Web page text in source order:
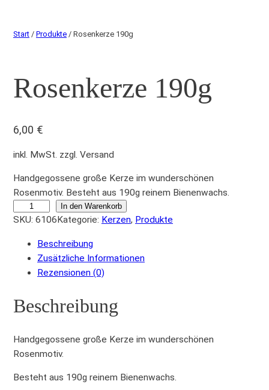
Start / Produkte / Rosenkerze 190g
Rosenkerze 190g
6,00 €
inkl. MwSt. zzgl. Versand
Handgegossene große Kerze im wunderschönen
Rosenmotiv. Besteht aus 190g reinem Bienenwachs.
o
e
1
0
In den Warenkorb
SKU: 6106 Kategorie: Kerzen, Produkte
Beschreibung
Zusätzliche Informationen
Rezensionen (0)
Beschreibung
Handgegossene große Kerze im wunderschönen
Rosenmotiv.
Besteht aus 190g reinem Bienenwachs.